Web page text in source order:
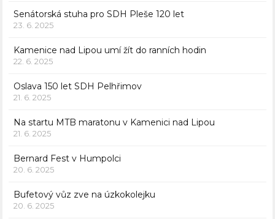
Senátorská stuha pro SDH Pleše 120 let
23. 6. 2025
Kamenice nad Lipou umí žít do ranních hodin
22. 6. 2025
Oslava 150 let SDH Pelhřimov
21. 6. 2025
Na startu MTB maratonu v Kamenici nad Lipou
21. 6. 2025
Bernard Fest v Humpolci
20. 6. 2025
Bufetový vůz zve na úzkokolejku
20. 6. 2025